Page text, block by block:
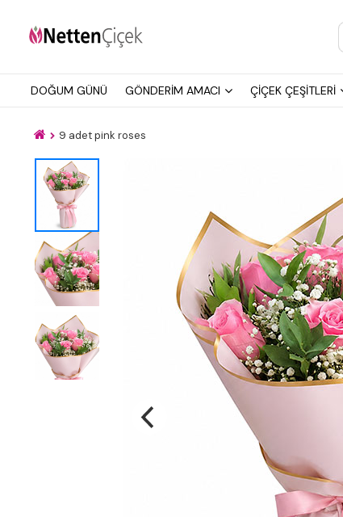
DOĞUM GÜNÜ GÖNDERİM AMACI ÇİÇEK ÇEŞİTLERİ
9 adet pink roses
İletişim Bilgilerimiz KVK Bilgilendirme